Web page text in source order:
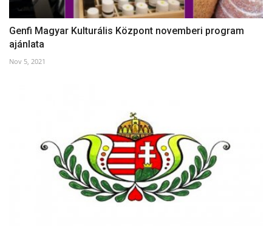
Genfi Magyar Kulturális Központ novemberi program
ajánlata
Nov 5, 2021